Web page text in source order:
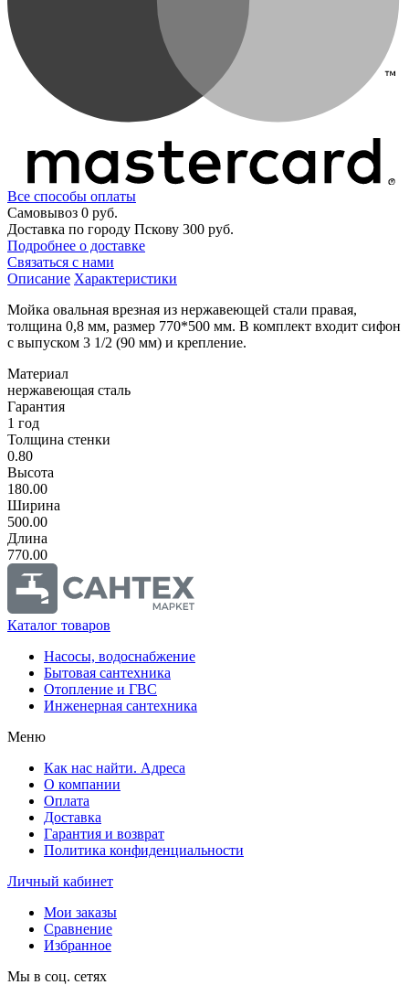
Все способы оплаты
Самовывоз 0 руб.
Доставка по городу Пскову 300 руб.
Подробнее о доставке
Связаться с нами
Описание Характеристики
Мойка овальная врезная из нержавеющей стали правая,
толщина 0,8 мм, размер 770*500 мм. В комплект входит сифон
с выпуском 3 1/2 (90 мм) и крепление.
Материал
нержавеющая сталь
Гарантия
1 год
Толщина стенки
0.80
Высота
180.00
Ширина
500.00
Длина
770.00
Каталог товаров
Насосы, водоснабжение
Бытовая сантехника
Отопление и ГВС
Инженерная сантехника
Меню
Как нас найти. Адреса
О компании
Оплата
Доставка
Гарантия и возврат
Политика конфиденциальности
Личный кабинет
Мои заказы
Сравнение
Избранное
Мы в соц. сетях